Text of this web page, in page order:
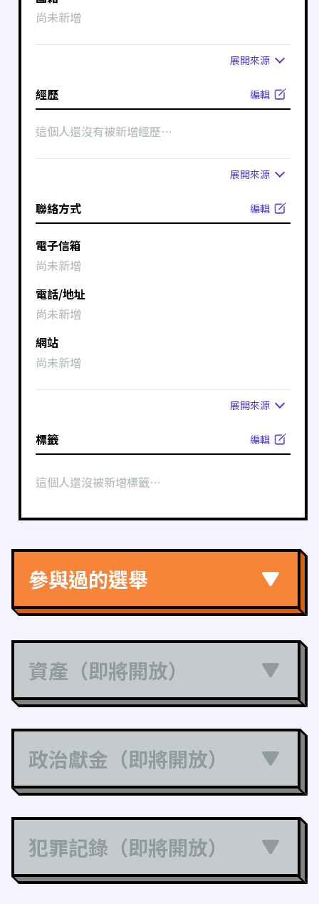
尚未新增
展開來源
經歷 編輯
這個人還沒有被新增經歷⋯
展開來源
聯絡方式 編輯
電子信箱
尚未新增
電話/地址
尚未新增
網站
尚未新增
展開來源
標籤 編輯
這個人還沒被新增標籤⋯
參與過的選舉
資產（即將開放）
政治獻金（即將開放）
犯罪記錄（即將開放）